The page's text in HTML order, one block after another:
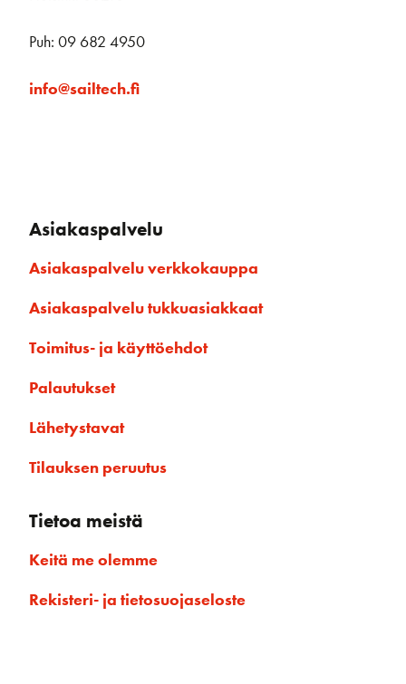
Puh: 09 682 4950
info@sailtech.fi
Asiakaspalvelu
Asiakaspalvelu verkkokauppa
Asiakaspalvelu tukkuasiakkaat
Toimitus- ja käyttöehdot
Palautukset
Lähetystavat
Tilauksen peruutus
Tietoa meistä
Keitä me olemme
Rekisteri- ja tietosuojaseloste